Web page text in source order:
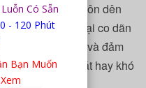
Bao cao su đôn dên
silicon mềm mại co dãn
cỡ dương vật và đảm
gây đau rát hay khó
Có Sẵn
- 120 Phút
Bạn Muốn